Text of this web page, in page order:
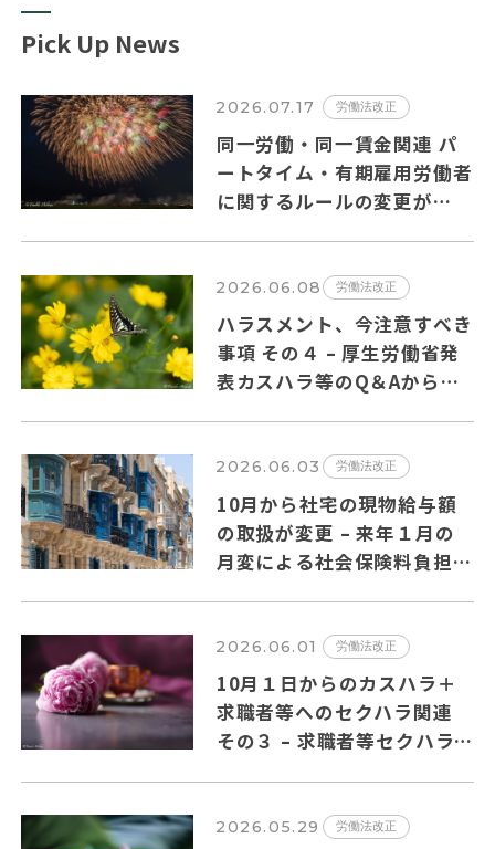
Pick Up News
2026.07.17 労働法改正
同一労働・同一賃金関連 パ
ートタイム・有期雇用労働者
に関するルールの変更が
2026.06.08 労働法改正
ハラスメント、今注意すべき
事項 その４ – 厚生労働省発
表カスハラ等のQ＆Aからの
2026.06.03 労働法改正
10月から社宅の現物給与額
の取扱が変更 – 来年１月の
月変による社会保険料負担増
2026.06.01 労働法改正
10月１日からのカスハラ＋
求職者等へのセクハラ関連
その３ – 求職者等セクハラ
2026.05.29 労働法改正